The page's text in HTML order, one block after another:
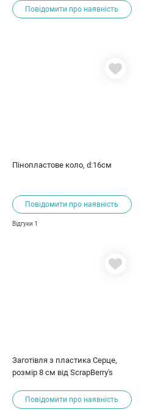
Повідомити про наявність
Пінопластове коло, d:16см
Повідомити про наявність
Відгуки 1
Заготівля з пластика Серце,
розмір 8 см від ScrapBerry's
Повідомити про наявність